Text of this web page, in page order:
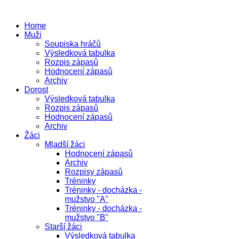
Home
Muži
Soupiska hráčů
Výsledková tabulka
Rozpis zápasů
Hodnocení zápasů
Archiv
Dorost
Výsledková tabulka
Rozpis zápasů
Hodnocení zápasů
Archiv
Žáci
Mladší žáci
Hodnocení zápasů
Archiv
Rozpisy zápasů
Tréninky
Tréninky - docházka -
mužstvo "A"
Tréninky - docházka -
mužstvo "B"
Starší žáci
Výsledková tabulka